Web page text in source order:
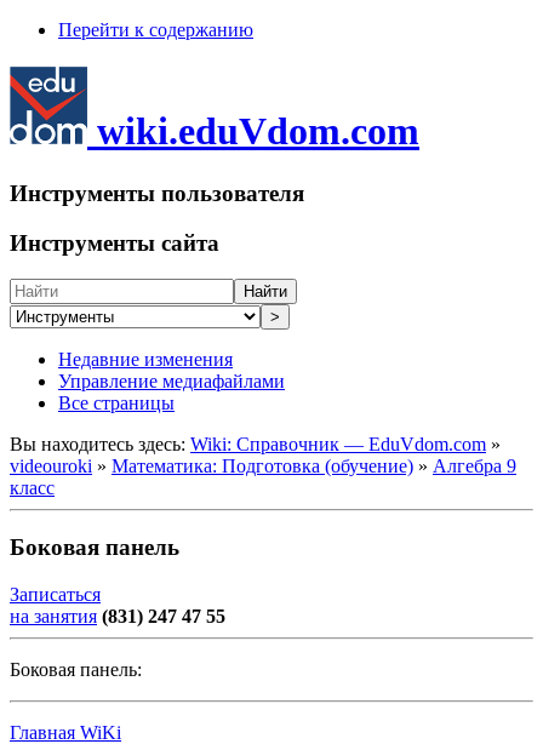
Перейти к содержанию
wiki.eduVdom.com
Инструменты пользователя
Инструменты сайта
Найти
>
Недавние изменения
Управление медиафайлами
Все страницы
Вы находитесь здесь: Wiki: Справочник — EduVdom.com »
videouroki » Математика: Подготовка (обучение) » Алгебра 9
класс
Боковая панель
Записаться
на занятия (831) 247 47 55
Боковая панель:
Главная WiKi